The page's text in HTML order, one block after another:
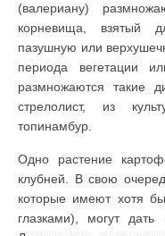
(валериану)
корневища, взятый
пазушную или
периода вегетации
размножаются такие
стрелолист, из
топинамбур.
Одно растение
клубней. В свою
которые имеют хотя
глазками), могут